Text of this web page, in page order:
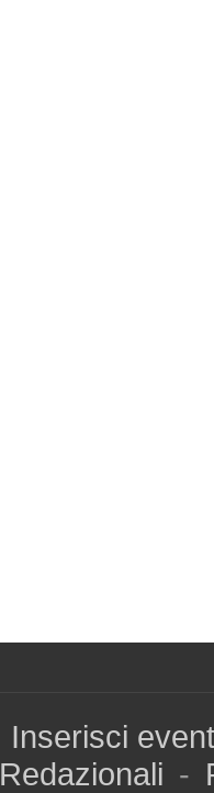
Inserisci
Redazionali -